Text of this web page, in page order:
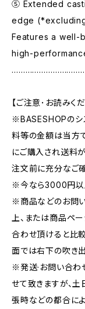
⑤ Extended
edge
Features a well-
high-
【ご注意･お読みくだ
※BASESHOPのシ
料等の金額は当方
にご購入され送料
注文前に充分なご確
※今なら3000円以
※商品などのお問
上、または商品ペ
合わせ頂けると比
面では右下の吹き
※発送·お問い合わ
せて致きますが、
張時などの都合に